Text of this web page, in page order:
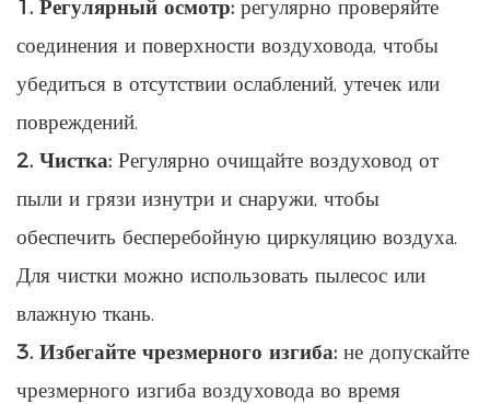
1. Регулярный осмотр: регулярно проверяйте
соединения и поверхности воздуховода, чтобы
убедиться в отсутствии ослаблений, утечек или
повреждений.
2. Чистка: Регулярно очищайте воздуховод от
пыли и грязи изнутри и снаружи, чтобы
обеспечить бесперебойную циркуляцию воздуха.
Для чистки можно использовать пылесос или
влажную ткань.
3. Избегайте чрезмерного изгиба: не допускайте
чрезмерного изгиба воздуховода во время